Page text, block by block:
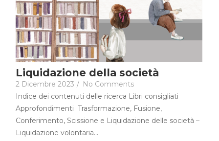
Liquidazione della società
2 Dicembre 2023 / No Comments
Indice dei contenuti delle ricerca Libri consigliati
Approfondimenti Trasformazione, Fusione,
Conferimento, Scissione e Liquidazione delle società –
Liquidazione volontaria...